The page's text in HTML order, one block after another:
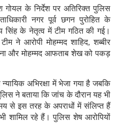
गोयल के निर्देश पर अतिरिक्त पुलिस
नगर पूर्व छगन पुरोहित के
सिंह के नेतृत्व में टीम गठित की गई।
ने आरोपी मोहम्मद शाहिद, शब्बीर
और मोहम्मद आफताब शेख को पकड़
अभिरक्षा में भेजा गया है जबकि
ने बताया कि जांच के दौरान यह भी
से इस तरह के अपराधों में संलिप्त हैं
शामिल रहे हैं। पुलिस शेष आरोपियों